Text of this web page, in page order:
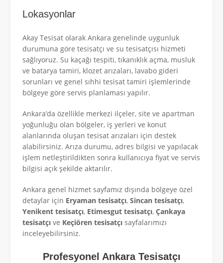
Lokasyonlar
Akay Tesisat olarak Ankara genelinde uygunluk
durumuna göre tesisatçı ve su tesisatçısı hizmeti
sağlıyoruz. Su kaçağı tespiti, tıkanıklık açma, musluk
ve batarya tamiri, klozet arızaları, lavabo gideri
sorunları ve genel sıhhi tesisat tamiri işlemlerinde
bölgeye göre servis planlaması yapılır.
Ankara’da özellikle merkezi ilçeler, site ve apartman
yoğunluğu olan bölgeler, iş yerleri ve konut
alanlarında oluşan tesisat arızaları için destek
alabilirsiniz. Arıza durumu, adres bilgisi ve yapılacak
işlem netleştirildikten sonra kullanıcıya fiyat ve servis
bilgisi açık şekilde aktarılır.
Ankara genel hizmet sayfamız dışında bölgeye özel
detaylar için Eryaman tesisatçı, Sincan tesisatçı,
Yenikent tesisatçı, Etimesgut tesisatçı, Çankaya
tesisatçı ve Keçiören tesisatçı sayfalarımızı
inceleyebilirsiniz.
Profesyonel Ankara Tesisatçı